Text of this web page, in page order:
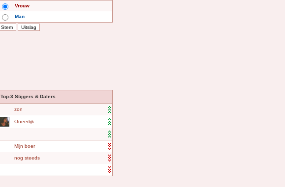
Vrouw
Man
Top-3 Stijgers & Dalers
zon
Oneerlijk
Mijn boer
nog steeds